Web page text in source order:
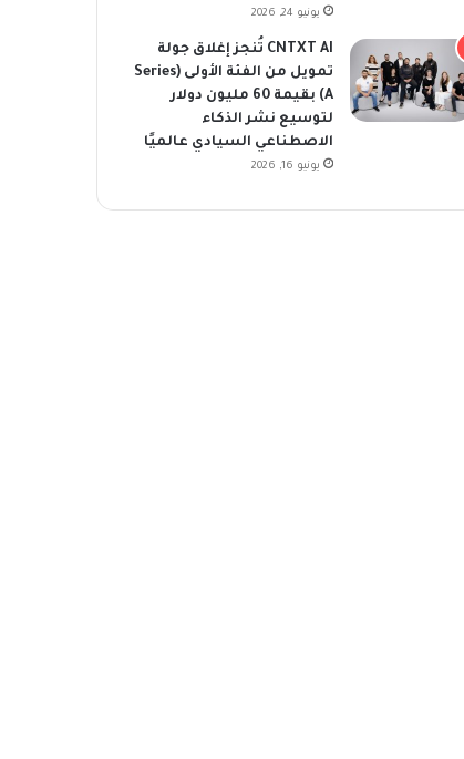
يونيو 24, 2026
CNTXT AI تُنجز إغلاق جولة
تمويل من الفئة الأولى (Series
A) بقيمة 60 مليون دولار
لتوسيع نشر الذكاء
الاصطناعي السيادي عالميًا
يونيو 16, 2026